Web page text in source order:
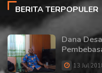
BERITA TERPOPULER
Dana
13 Jul